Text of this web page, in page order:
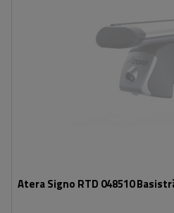
Atera Signo RTD 048510